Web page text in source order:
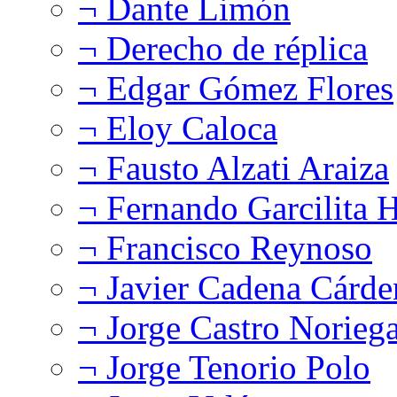
¬ Dante Limón
¬ Derecho de réplica
¬ Edgar Gómez Flores
¬ Eloy Caloca
¬ Fausto Alzati Araiza
¬ Fernando Garcilita
¬ Francisco Reynoso
¬ Javier Cadena
¬ Jorge Castro
¬ Jorge Tenorio Polo